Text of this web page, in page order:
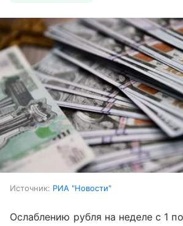
Источник: РИА "Новости"
Ослаблению рубля на неделе с 1